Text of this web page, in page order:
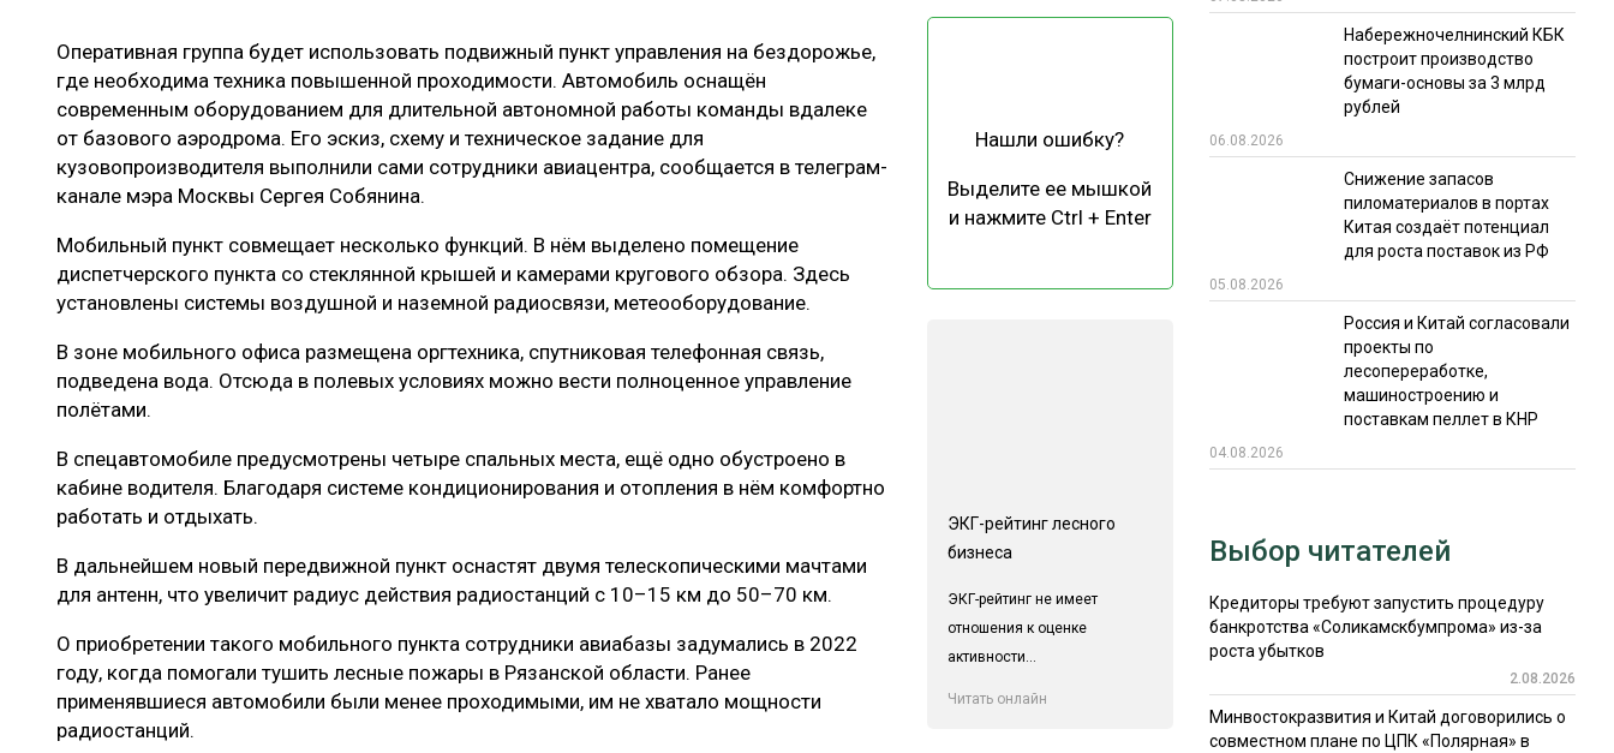
ЛОГИСТИКА
ПРОИЗВОДСТВО ДРЕВЕСНЫХ ПЛИТ
ЦБП
МЕБЕЛЬНОЕ ПРОИЗВОДСТВО ТЕХНОЛОГИИ
ЭКСПЕРТНОЕ МНЕНИЕ
КАЛЕНДАРЬ ВЫСТАВОК ИТОГИ МЕРОПРИЯТИЙ
Оперативная группа будет использовать подвижный пункт управления на бездорожье,
где необходима техника повышенной проходимости. Автомобиль оснащён
современным оборудованием для длительной автономной работы команды вдалеке
от базового аэродрома. Его эскиз, схему и техническое задание для
кузовопроизводителя выполнили сами сотрудники авиацентра, сообщается в телеграм-
канале мэра Москвы Сергея Собянина.
Мобильный пункт совмещает несколько функций. В нём выделено помещение
диспетчерского пункта со стеклянной крышей и камерами кругового обзора. Здесь
установлены системы воздушной и наземной радиосвязи, метеооборудование.
В зоне мобильного офиса размещена оргтехника, спутниковая телефонная связь,
подведена вода. Отсюда в полевых условиях можно вести полноценное управление
полётами.
В спецавтомобиле предусмотрены четыре спальных места, ещё одно обустроено в
кабине водителя. Благодаря системе кондиционирования и отопления в нём комфортно
работать и отдыхать.
В дальнейшем новый передвижной пункт оснастят двумя телескопическими мачтами
для антенн, что увеличит радиус действия радиостанций с 10–15 км до 50–70 км.
О приобретении такого мобильного пункта сотрудники авиабазы задумались в 2022
году, когда помогали тушить лесные пожары в Рязанской области. Ранее
применявшиеся автомобили были менее проходимыми, им не хватало мощности
радиостанций.
Нашли ошибку?
Выделите ее мышкой
и нажмите Ctrl + Enter
ЭКГ-рейтинг лесного
бизнеса
ЭКГ-рейтинг не имеет
отношения к оценке
активности...
Читать онлайн
Набережночелнинский КБК
построит производство
бумаги-основы за 3 млрд
рублей
06.08.2026
Снижение запасов
пиломатериалов в портах
Китая создаёт потенциал
для роста поставок из РФ
05.08.2026
Россия и Китай согласовали
проекты по
лесопереработке,
машиностроению и
поставкам пеллет в КНР
04.08.2026
Выбор читателей
Кредиторы требуют запустить процедуру
банкротства «Соликамскбумпрома» из-за
роста убытков
2.08.2026
Минвостокразвития и Китай договорились о
совместном плане по ЦПК «Полярная» в